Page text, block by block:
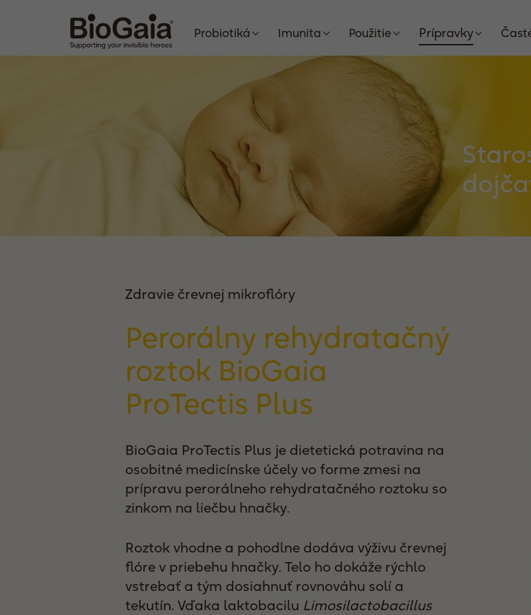
Probiotiká Imunita Použitie Prípravky
Zdravie črevnej mikroflóry
Perorálny rehydratačný
roztok BioGaia
ProTectis Plus
BioGaia ProTectis Plus je dietetická potravina na
osobitné medicínske účely vo forme zmesi na
prípravu perorálneho rehydratačného roztoku so
zinkom na liečbu hnačky.
Roztok vhodne a pohodlne dodáva výživu črevnej
flóre v priebehu hnačky. Telo ho dokáže rýchlo
vstrebať a tým dosiahnuť rovnováhu solí a
tekutín. Vďaka laktobacilu Limosilactobacillus